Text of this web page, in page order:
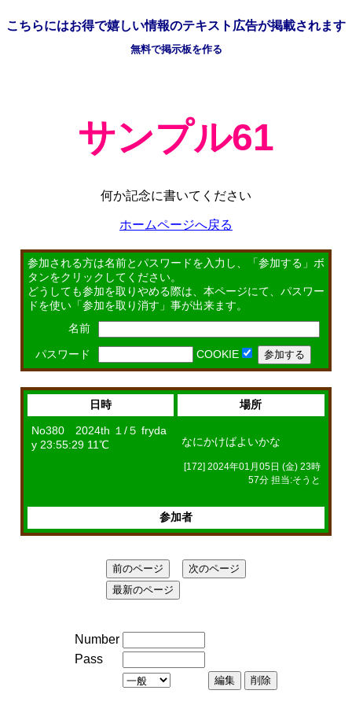
こちらにはお得で嬉しい情報のテキスト広告が掲載されます
無料で掲示板を作る
サンプル61
何か記念に書いてください
ホームページへ戻る
参加される方は名前とパスワードを入力し、「参加する」ボ
タンをクリックしてください。
どうしても参加を取りやめる際は、本ページにて、パスワー
ドを使い「参加を取り消す」事が出来ます。
名前
パスワード COOKIE
日時 場所
No380 2024th １/５ fryda
y 23:55:29 11℃
なにかけばよいかな
[172] 2024年01月05日 (金) 23時
57分 担当:そうと
参加者
Number
Pass